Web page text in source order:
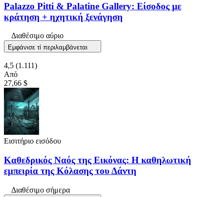
Palazzo Pitti & Palatine Gallery: Είσοδος με
κράτηση + ηχητική ξενάγηση
Διαθέσιμο αύριο
Εμφάνισε τί περιλαμβάνεται
4,5 (1.111)
Από
27,66 $
Εισιτήριο εισόδου
Καθεδρικός Ναός της Εικόνας: Η καθηλωτική
εμπειρία της Κόλασης του Δάντη
Διαθέσιμο σήμερα